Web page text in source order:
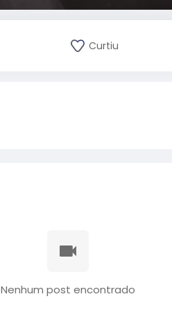
Curtiu
Nenhum post encontrado